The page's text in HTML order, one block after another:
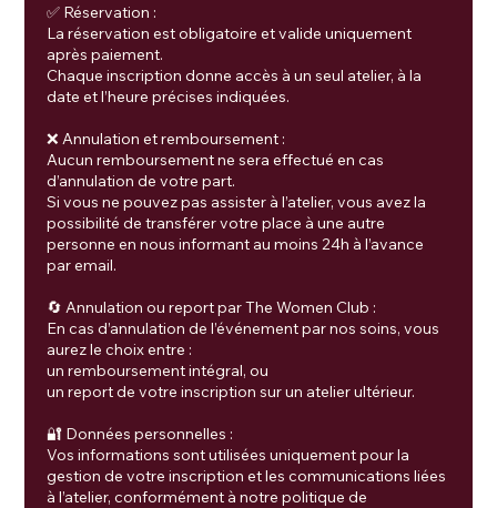
✅ Réservation :
La réservation est obligatoire et valide uniquement
après paiement.
Chaque inscription donne accès à un seul atelier, à la
date et l’heure précises indiquées.
❌ Annulation et remboursement :
Aucun remboursement ne sera effectué en cas
d’annulation de votre part.
Si vous ne pouvez pas assister à l’atelier, vous avez la
possibilité de transférer votre place à une autre
personne en nous informant au moins 24h à l’avance
par email.
🔄 Annulation ou report par The Women Club :
En cas d’annulation de l’événement par nos soins, vous
aurez le choix entre :
un remboursement intégral, ou
un report de votre inscription sur un atelier ultérieur.
🔐 Données personnelles :
Vos informations sont utilisées uniquement pour la
gestion de votre inscription et les communications liées
à l’atelier, conformément à notre politique de